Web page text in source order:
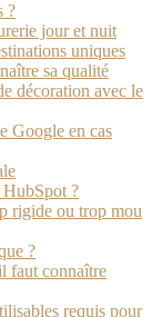
?
jour et nuit
uniques
sa qualité
décoration avec le
Google en cas
HubSpot ?
rigide ou trop mou
?
faut connaître
requis pour